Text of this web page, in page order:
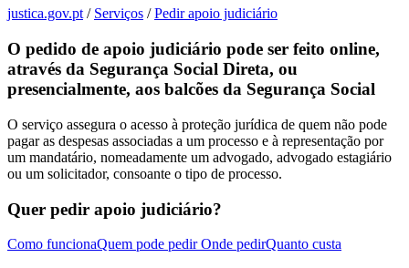
justica.gov.pt/ Serviços /Pedir apoio judiciário
O pedido de apoio judiciário pode ser feito online,
através da Segurança Social Direta, ou
presencialmente, aos balcões da Segurança Social
O serviço assegura o acesso à proteção jurídica de quem não pode
pagar as despesas associadas a um processo e à representação por
um mandatário, nomeadamente um advogado, advogado estagiário
ou um solicitador, consoante o tipo de processo.
Quer pedir apoio judiciário?
Como funcionaQuem pode pedirOnde pedirQuanto custa